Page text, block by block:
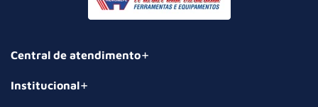
Central de atendimento
Institucional